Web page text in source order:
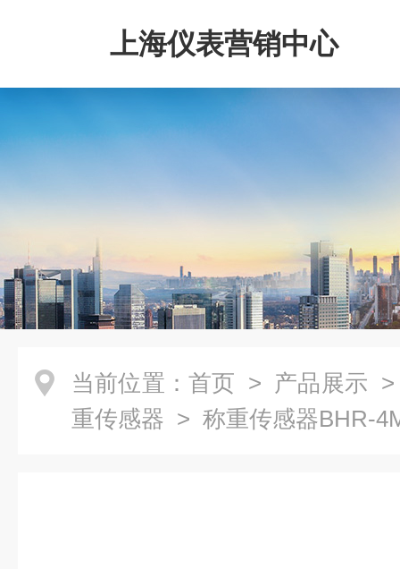
上海仪表营销中心
当前位置： 首页 > 产品展示
重传感器 > 称重传感器BHR-